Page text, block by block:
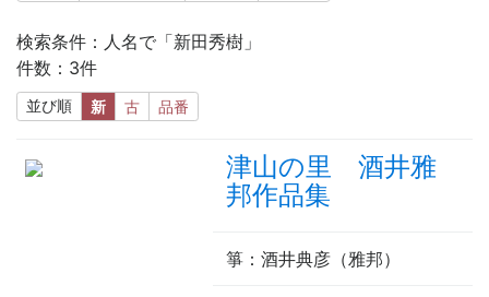
検索条件：人名で「新田秀樹」
件数：3件
並び順 新 古 品番
津山の里 酒井雅
邦作品集
箏 ：酒井典彦（雅邦）